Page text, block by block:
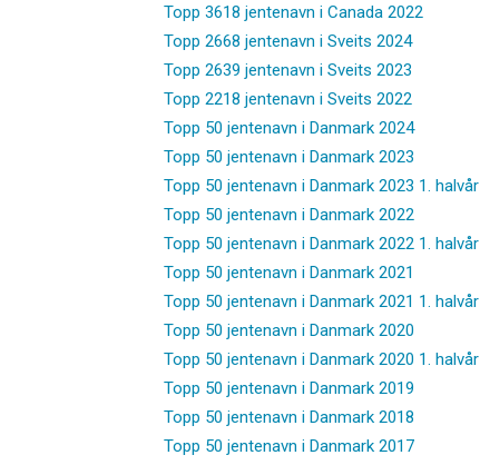
Topp 3618 jentenavn i Canada 2022
Topp 2668 jentenavn i Sveits 2024
Topp 2639 jentenavn i Sveits 2023
Topp 2218 jentenavn i Sveits 2022
Topp 50 jentenavn i Danmark 2024
Topp 50 jentenavn i Danmark 2023
Topp 50 jentenavn i Danmark 2023 1. halvår
Topp 50 jentenavn i Danmark 2022
Topp 50 jentenavn i Danmark 2022 1. halvår
Topp 50 jentenavn i Danmark 2021
Topp 50 jentenavn i Danmark 2021 1. halvår
Topp 50 jentenavn i Danmark 2020
Topp 50 jentenavn i Danmark 2020 1. halvår
Topp 50 jentenavn i Danmark 2019
Topp 50 jentenavn i Danmark 2018
Topp 50 jentenavn i Danmark 2017